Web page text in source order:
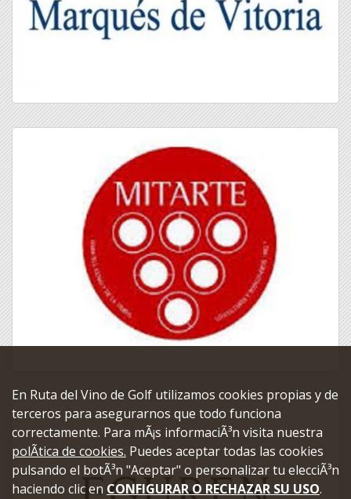
En Ruta del Vino de Golf utilizamos cookies propias y de
terceros para asegurarnos que todo funciona
correctamente. Para mÃ¡s informaciÃ³n visita nuestra
polÃ­tica de cookies. Puedes aceptar todas las cookies
pulsando el botÃ³n "Aceptar" o personalizar tu elecciÃ³n
haciendo clic en CONFIGURAR O RECHAZAR SU USO.